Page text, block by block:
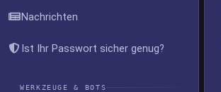
Nachrichten
Ist Ihr Passwort sicher genug?
WERKZEUGE & BOTS